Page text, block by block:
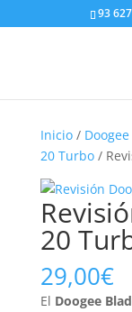
93
Inicio/ Doogee
20 Turbo/
20
29,00€
El Doogee